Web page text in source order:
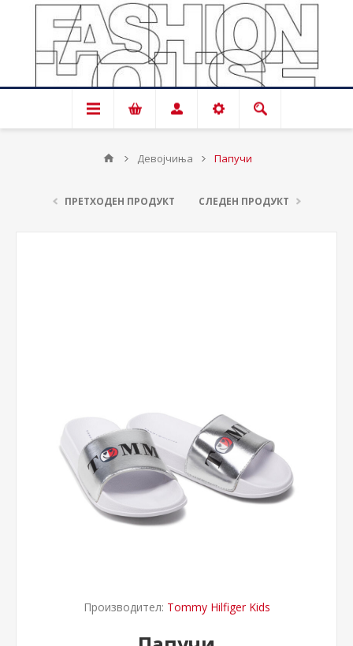
Девојчиња Папучи
ПРЕТХОДЕН ПРОДУКТ СЛЕДЕН ПРОДУКТ
Производител: Tommy Hilfiger Kids